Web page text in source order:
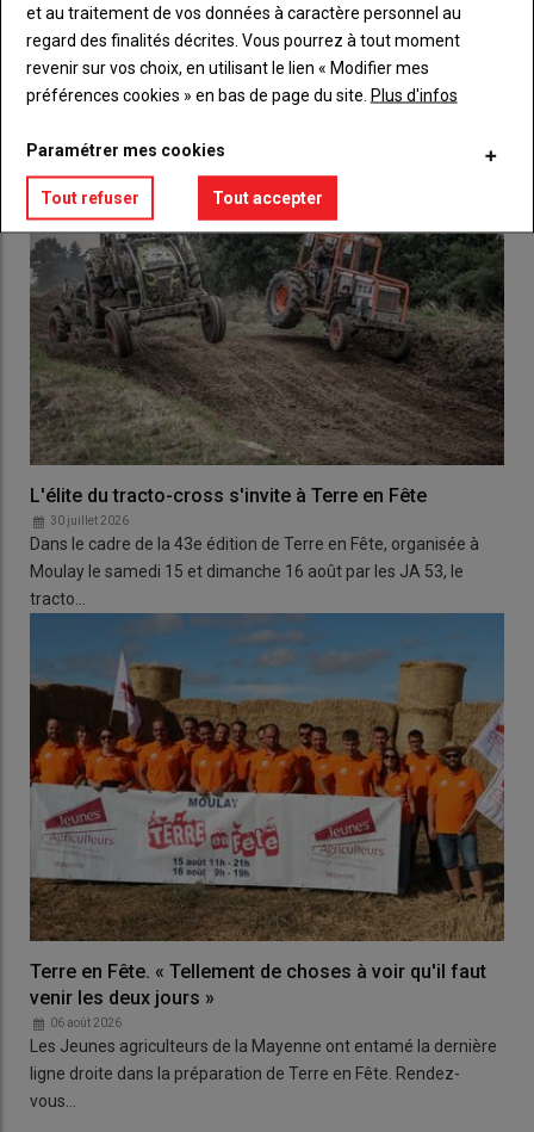
LES PLUS LUS
L'élite du tracto-cross s'invite à Terre en Fête
30 juillet 2026
Dans le cadre de la 43e édition de Terre en Fête, organisée à
Moulay le samedi 15 et dimanche 16 août par les JA 53, le
tracto…
Terre en Fête. « Tellement de choses à voir qu'il faut
venir les deux jours »
06 août 2026
Les Jeunes agriculteurs de la Mayenne ont entamé la dernière
ligne droite dans la préparation de Terre en Fête. Rendez-
vous…
et au traitement de vos données à caractère personnel au
regard des finalités décrites. Vous pourrez à tout moment
revenir sur vos choix, en utilisant le lien « Modifier mes
préférences cookies » en bas de page du site. Plus d'infos
Paramétrer mes cookies
Tout refuser Tout accepter